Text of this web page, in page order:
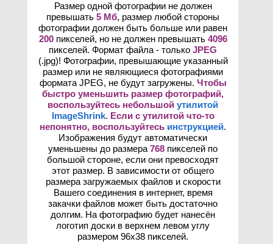
Размер одной фотографии не должен
превышать 5 Мб, размер любой стороны
фотографии должен быть больше или равен
200пикселей, но не должен превышать 4096
пикселей. Формат файла - только JPEG
(.jpg)! Фотографии, превышающие указанный
размер или не являющиеся фотографиями
формата JPEG, не будут загружены. Чтобы
быстро уменьшить размер фотографий,
воспользуйтесь небольшой утилитой
ImageShrink. Если с утилитой что-то
непонятно, воспользуйтесь инструкцией.
Изображения будут автоматически
уменьшены до размера 768 пикселей по
большой стороне, если они превосходят
этот размер. В зависимости от общего
размера загружаемых файлов и скорости
Вашего соединения в интернет, время
закачки файлов может быть достаточно
долгим. На фотографию будет нанесён
логотип доски в верхнем левом углу
размером 96х38 пикселей.